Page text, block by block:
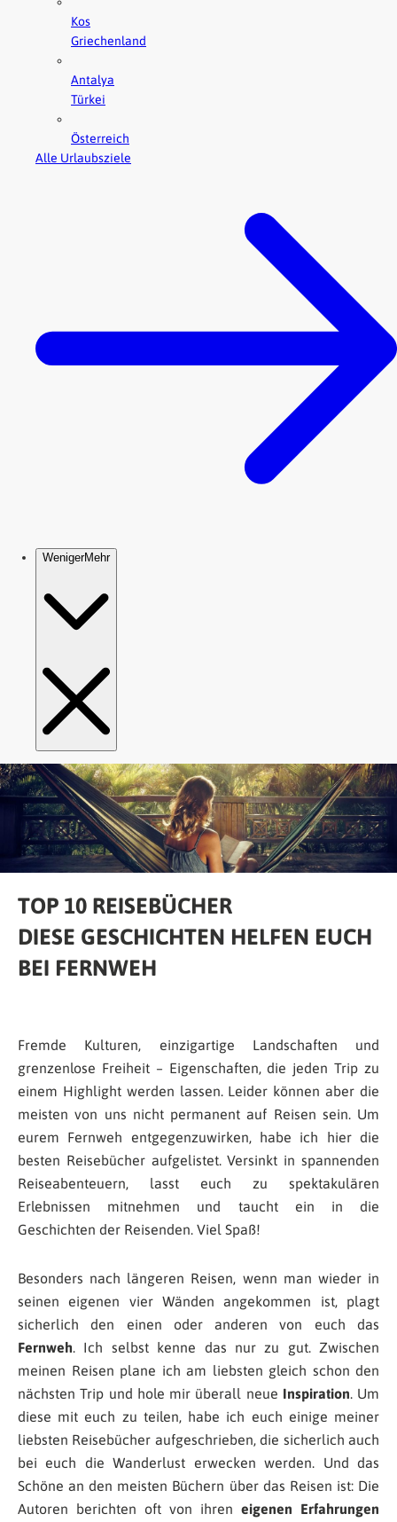
TOP 10 REISEBÜCHER
DIESE GESCHICHTEN HELFEN EUCH
BEI FERNWEH
Fremde Kulturen, einzigartige Landschaften und
grenzenlose Freiheit – Eigenschaften, die jeden Trip zu
einem Highlight werden lassen. Leider können aber die
meisten von uns nicht permanent auf Reisen sein. Um
eurem Fernweh entgegenzuwirken, habe ich hier die
besten Reisebücher aufgelistet. Versinkt in spannenden
Reiseabenteuern, lasst euch zu spektakulären
Erlebnissen mitnehmen und taucht ein in die
Geschichten der Reisenden. Viel Spaß!
Besonders nach längeren Reisen, wenn man wieder in
seinen eigenen vier Wänden angekommen ist, plagt
sicherlich den einen oder anderen von euch das
Fernweh. Ich selbst kenne das nur zu gut. Zwischen
meinen Reisen plane ich am liebsten gleich schon den
nächsten Trip und hole mir überall neue Inspiration. Um
diese mit euch zu teilen, habe ich euch einige meiner
liebsten Reisebücher aufgeschrieben, die sicherlich auch
bei euch die Wanderlust erwecken werden. Und das
Schöne an den meisten Büchern über das Reisen ist: Die
Autoren berichten oft von ihren eigenen Erfahrungen